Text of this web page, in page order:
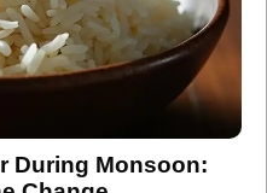
During Monsoon: